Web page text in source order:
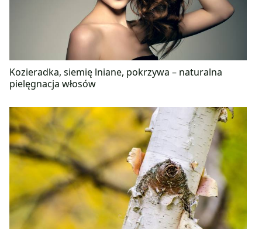
Kozieradka, siemię lniane, pokrzywa – naturalna
pielęgnacja włosów